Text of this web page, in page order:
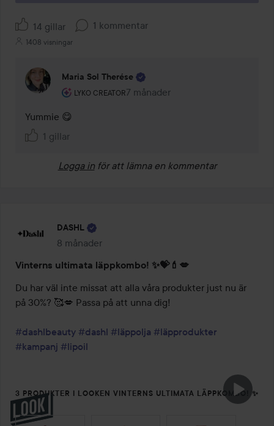
14 gillar 1 kommentar
1408 visningar
Maria Sol Therése
LYKO CREATOR
Användarens roll: Lyko Creator.
7 månader
Kommentaren lades 7 månader
Yummie 😋
1 gillar
Logga in för att lämna en kommentar
DASHL
8 månader
Inlägget skapades 8 månader
Vinterns ultimata läppkombo! ✨💝💄💋
Du har väl inte missat att alla våra produkter just nu är
på 30%? 🥰💋 Passa på att unna dig!
#dashlbeauty #dashl #läppolja #läpprodukter
#kampanj #lipoil
3 PRODUKTER I LOOKEN VINTERNS ULTIMATA LÄPPKOMBO! ✨
💝💄💋